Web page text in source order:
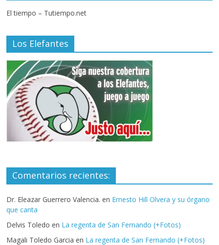
El tiempo – Tutiempo.net
Los Elefantes
Comentarios recientes:
Dr. Eleazar Guerrero Valencia. en Ernesto Hill Olvera y su órgano
que canta
Delvis Toledo en La regenta de San Fernando (+Fotos)
Magali Toledo Garcia en La regenta de San Fernando (+Fotos)